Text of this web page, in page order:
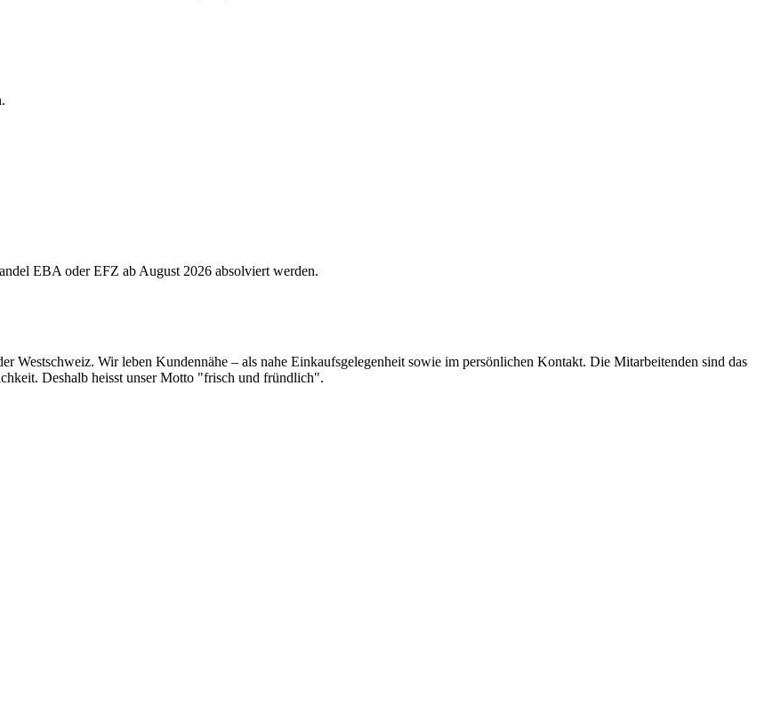
EBA oder EFZ ab August 2026 absolviert werden.
Westschweiz. Wir leben Kundennähe – als nahe Einkaufsgelegenheit sowie im persönlichen Kontakt. Die Mitarbeitenden sind das
Deshalb heisst unser Motto "frisch und fründlich".